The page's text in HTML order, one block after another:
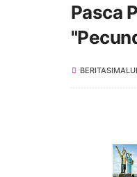
Pasca